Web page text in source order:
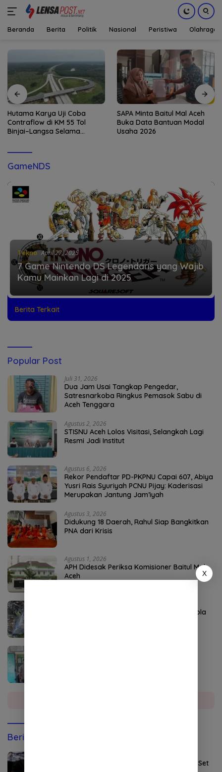
konten
Beranda Berita Politik Nasional Peristiwa Olahraga
Hutama Karya Uji Coba
Contraflow di KM 55 Tol
Binjai–Langsa Selama
SAPA Minta Baitul Mal Aceh
Buka Data Bantuan Modal
Usaha 2026
GameNDS
Tekno April 27, 2025
7 Game Nintendo DS Legendaris yang Wajib
Kamu Mainkan Lagi di 2025
Berita Terkait
Popular Post
Juli 31, 2026
Dua Jam Usai Tangkap Pengedar,
Satresnarkoba Ringkus Pemasok Sabu di
Aceh Tenggara
Agustus 2, 2026
STISNU Aceh Lolos Visitasi, Selangkah Lagi
Resmi Jadi Institut
Agustus 6, 2026
Rekor Pendaftar PD-PKPNU Capai 607, Abiya
Yusri Rais Syuriyah PCNU Pijay: Kaderisasi
Merupakan Jantung Jam’iyah
Agustus 3, 2026
Didukung 18 Daerah, Rahul Siap Bangkitkan
PNA dari Krisis
Agustus 1, 2026
APH Didesak Periksa Komisioner Baitul Mal
Aceh
P3-TGAI Aceh Tenggara Disorot, Swakelola
Berita Olahraga
Persebaya Maksimalkan Open Play dan Set
X